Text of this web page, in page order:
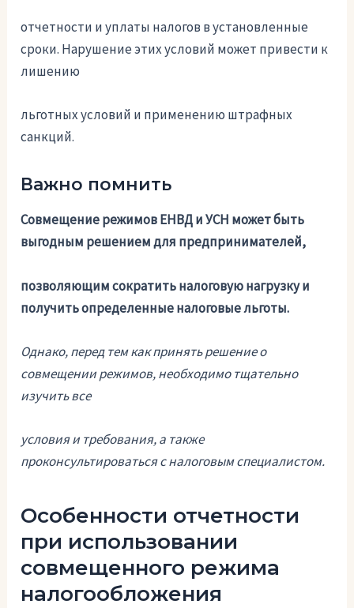
отчетности и уплаты налогов в установленные
сроки. Нарушение этих условий может привести к
лишению
льготных условий и применению штрафных
санкций.
Важно помнить
Совмещение режимов ЕНВД и УСН может быть
выгодным решением для предпринимателей,
позволяющим сократить налоговую нагрузку и
получить определенные налоговые льготы.
Однако, перед тем как принять решение о
совмещении режимов, необходимо тщательно
изучить все
условия и требования, а также
проконсультироваться с налоговым специалистом.
Особенности отчетности
при использовании
совмещенного режима
налогообложения